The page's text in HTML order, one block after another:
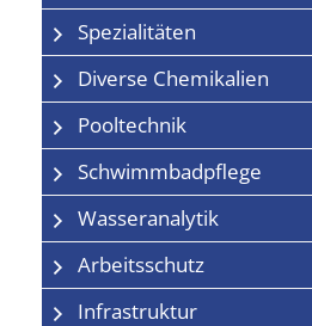
Spezialitäten
Diverse Chemikalien
Pooltechnik
Schwimmbadpflege
Wasseranalytik
Arbeitsschutz
Infrastruktur